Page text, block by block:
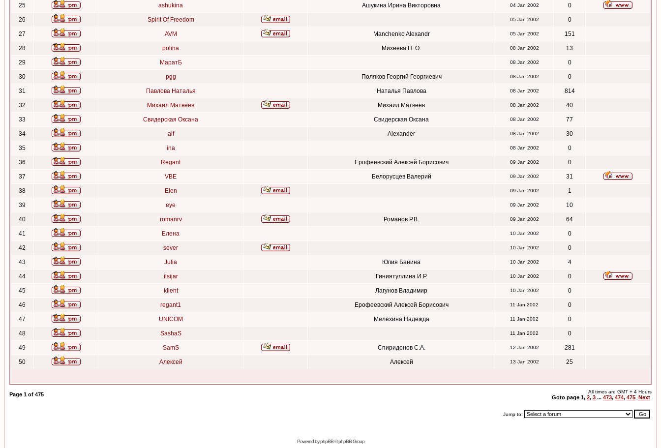
25 ashukina Ашукина Ирина Викторовна 04 Jan 2002 0
26 Spirit Of Freedom 05 Jan 2002 0
27 AVM Manchenko Alexandr 05 Jan 2002 151
28 polina Михеева П. О. 08 Jan 2002 13
29 МаратБ 08 Jan 2002 0
30 pgg Поляков Георгий Георгиевич 08 Jan 2002 0
31 Павлова Наталья Наталья Павлова 08 Jan 2002 814
32 Михаил Матвеев Михаил Матвеев 08 Jan 2002 40
33 Свидерская Оксана Свидерская Оксана 08 Jan 2002 77
34 alf Alexander 08 Jan 2002 30
35 ina 08 Jan 2002 0
36 Regant Ерофеевский Алексей Борисович 09 Jan 2002 0
37 VBE Белорусцев Валерий 09 Jan 2002 31
38 Elen 09 Jan 2002 1
39 eye 09 Jan 2002 10
40 romanrv Романов Р.В. 09 Jan 2002 64
41 Елена 10 Jan 2002 0
42 sever 10 Jan 2002 0
43 Julia Юлия Банина 10 Jan 2002 4
44 ilsijar Гиниятуллина И.Р. 10 Jan 2002 0
45 klient Лагунов Владимир 10 Jan 2002 0
46 regant1 Ерофеевский Алексей Борисович 11 Jan 2002 0
47 UNICOM Мелехина Надежда 11 Jan 2002 0
48 SashaS 11 Jan 2002 0
49 SamS Спиридонов С.А. 12 Jan 2002 281
50 Алексей Алексей 13 Jan 2002 25
Page 1 of 475 All times are GMT + 4 Hours
Goto page 1, 2, 3 ... 473, 474, 475 Next
Jump to:
Powered byphpBB© phpBB Group